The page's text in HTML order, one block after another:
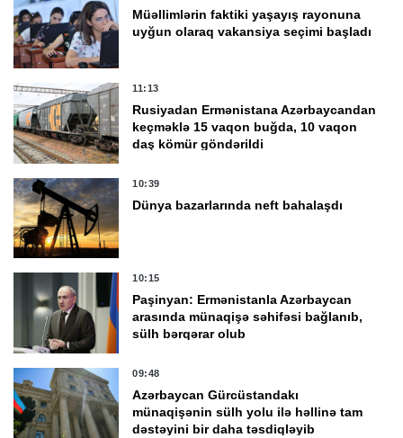
Müəllimlərin faktiki yaşayış rayonuna
uyğun olaraq vakansiya seçimi başladı
11:13
Rusiyadan Ermənistana Azərbaycandan
keçməklə 15 vaqon buğda, 10 vaqon
daş kömür göndərildi
10:39
Dünya bazarlarında neft bahalaşdı
10:15
Paşinyan: Ermənistanla Azərbaycan
arasında münaqişə səhifəsi bağlanıb,
sülh bərqərar olub
09:48
Azərbaycan Gürcüstandakı
münaqişənin sülh yolu ilə həllinə tam
dəstəyini bir daha təsdiqləyib